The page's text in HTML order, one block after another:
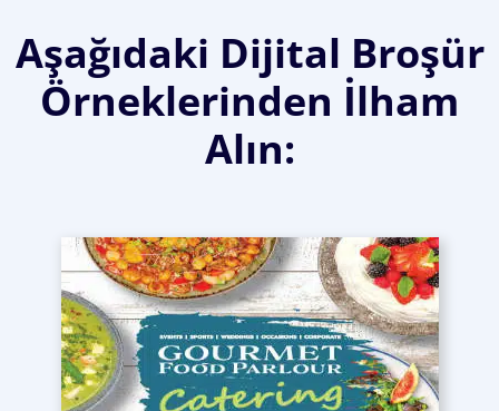
Aşağıdaki Dijital Broşür
Örneklerinden İlham
Alın: